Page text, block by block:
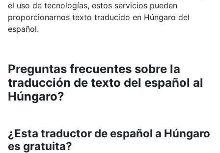
el uso de tecnologías, estos servicios pueden
proporcionarnos texto traducido en Húngaro del
español.
Preguntas frecuentes sobre la
traducción de texto del español al
Húngaro?
¿Esta traductor de español a Húngaro
es gratuita?